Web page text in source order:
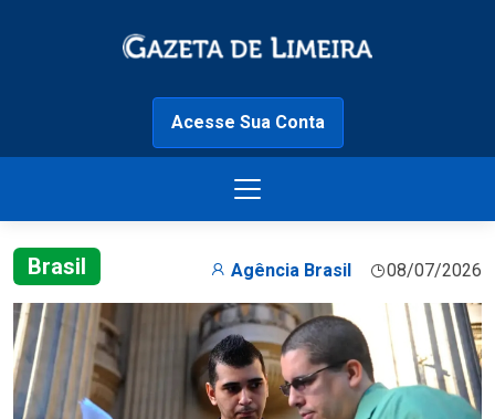
Acesse Sua Conta
Brasil Agência Brasil 08/07/2026